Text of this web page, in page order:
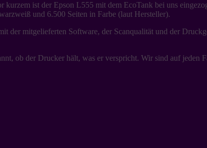
kurzem ist der Epson L555 mit dem EcoTank bei uns
und 6.500 Seiten in Farbe (laut Hersteller).
der mitgelieferten Software, der Scanqualität und der
ob der Drucker hält, was er verspricht. Wir sind auf jeden